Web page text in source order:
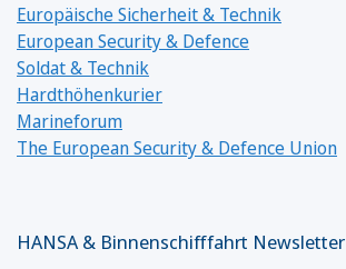
Europäische Sicherheit & Technik
European Security & Defence
Soldat & Technik
Hardthöhenkurier
Marineforum
The European Security & Defence Union
HANSA & Binnenschifffahrt Newsletter